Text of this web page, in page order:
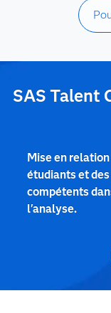
SAS Talent
Mise en
étudiants et
compétents
l'analyse.